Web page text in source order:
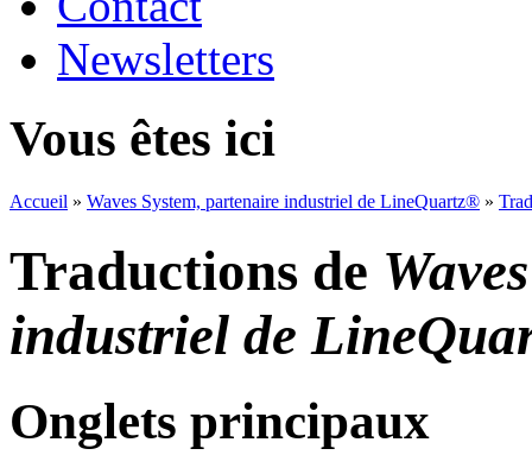
Newsletters
Vous êtes ici
Accueil » Waves System, partenaire industriel de LineQuartz® »
Traductions de
industriel de
Onglets principaux